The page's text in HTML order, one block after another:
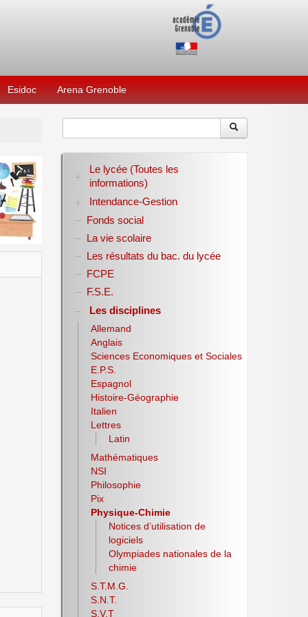
Esidoc Arena Grenoble
Le lycée (Toutes les
informations)
RENTREE 2026-2027
Stage des élèves de seconde
Intendance-Gestion
Restauration scolaire
Bourses nationales
Année scolaire 2017-2018
Année scolaire 2018-2019
Année scolaire 2019-2020
Fonds social
La vie scolaire
Les résultats du bac. du lycée
FCPE
F.S.E.
Les disciplines
Allemand
Anglais
Sciences Economiques et Sociales
E.P.S.
Espagnol
Histoire-Géographie
Italien
Lettres
Latin
Mathématiques
NSI
Philosophie
Pix
Physique-Chimie
Notices d’utilisation de
logiciels
Olympiades nationales de la
chimie
S.T.M.G.
S.N.T.
S.V.T